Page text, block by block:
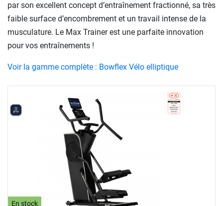
En stock
par son excellent concept d’entraînement fractionné, sa très
faible surface d’encombrement et un travail intense de la
musculature. Le Max Trainer est une parfaite innovation
pour vos entraînements !
Voir la gamme complète : Bowflex Vélo elliptique